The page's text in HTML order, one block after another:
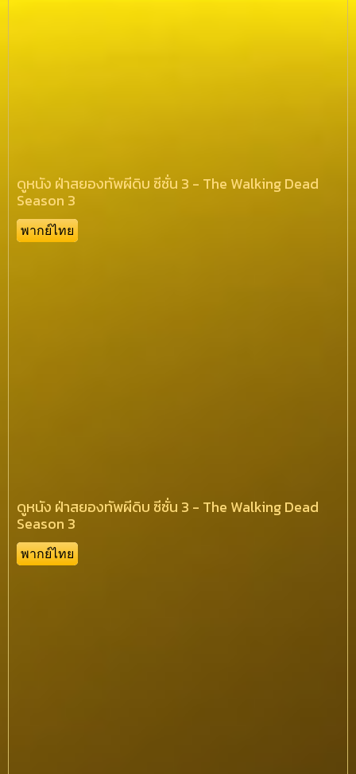
ดูหนัง ฝ่าสยองทัพผีดิบ ซีซั่น 3 - The Walking Dead
Season 3
พากย์ไทย
ดูหนัง ฝ่าสยองทัพผีดิบ ซีซั่น 3 - The Walking Dead
Season 3
พากย์ไทย